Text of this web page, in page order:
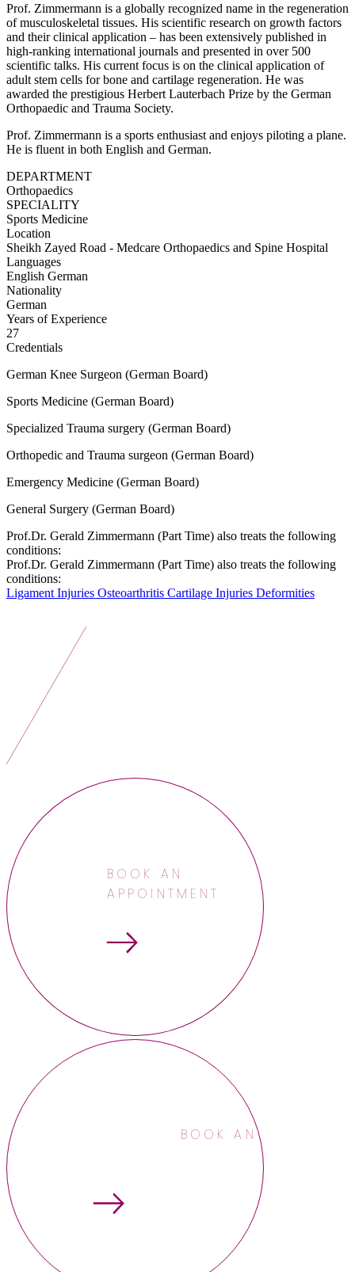
Prof. Zimmermann is a globally recognized name in the regeneration
of musculoskeletal tissues. His scientific research on growth factors
and their clinical application – has been extensively published in
high-ranking international journals and presented in over 500
scientific talks. His current focus is on the clinical application of
adult stem cells for bone and cartilage regeneration. He was
awarded the prestigious Herbert Lauterbach Prize by the German
Orthopaedic and Trauma Society.
Prof. Zimmermann is a sports enthusiast and enjoys piloting a plane.
He is fluent in both English and German.
DEPARTMENT
Orthopaedics
SPECIALITY
Sports Medicine
Location
Sheikh Zayed Road - Medcare Orthopaedics and Spine Hospital
Languages
English German
Nationality
German
Years of Experience
27
Credentials
German Knee Surgeon (German Board)
Sports Medicine (German Board)
Specialized Trauma surgery (German Board)
Orthopedic and Trauma surgeon (German Board)
Emergency Medicine (German Board)
General Surgery (German Board)
Prof.Dr. Gerald Zimmermann (Part Time) also treats the following
conditions:
Prof.Dr. Gerald Zimmermann (Part Time) also treats the following
conditions:
Ligament Injuries Osteoarthritis Cartilage Injuries Deformities
BOOK AN
APPOINTMENT
BOOK AN